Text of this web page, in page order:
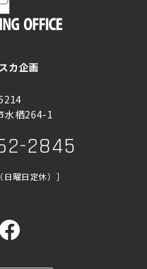
カ企画
水栖264-1
2845
曜日定休）］